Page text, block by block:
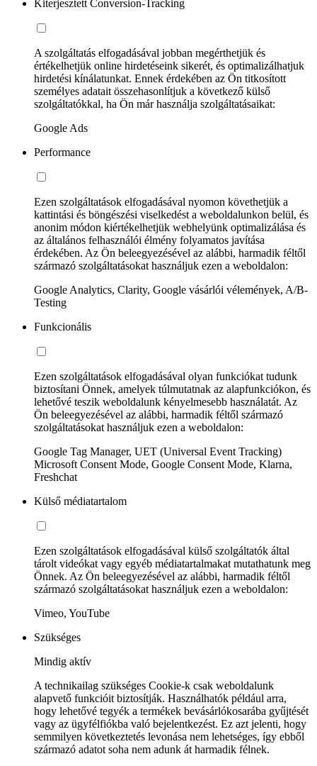
Kiterjesztett Conversion-Tracking
A szolgáltatás elfogadásával jobban megérthetjük és
értékelhetjük online hirdetéseink sikerét, és optimalizálhatjuk
hirdetési kínálatunkat. Ennek érdekében az Ön titkosított
személyes adatait összehasonlítjuk a következő külső
szolgáltatókkal, ha Ön már használja szolgáltatásaikat:
Google Ads
Performance
Ezen szolgáltatások elfogadásával nyomon követhetjük a
kattintási és böngészési viselkedést a weboldalunkon belül, és
anonim módon kiértékelhetjük webhelyünk optimalizálása és
az általános felhasználói élmény folyamatos javítása
érdekében. Az Ön beleegyezésével az alábbi, harmadik féltől
származó szolgáltatásokat használjuk ezen a weboldalon:
Google Analytics, Clarity, Google vásárlói vélemények, A/B-
Testing
Funkcionális
Ezen szolgáltatások elfogadásával olyan funkciókat tudunk
biztosítani Önnek, amelyek túlmutatnak az alapfunkciókon, és
lehetővé teszik weboldalunk kényelmesebb használatát. Az
Ön beleegyezésével az alábbi, harmadik féltől származó
szolgáltatásokat használjuk ezen a weboldalon:
Google Tag Manager, UET (Universal Event Tracking)
Microsoft Consent Mode, Google Consent Mode, Klarna,
Freshchat
Külső médiatartalom
Ezen szolgáltatások elfogadásával külső szolgáltatók által
tárolt videókat vagy egyéb médiatartalmakat mutathatunk meg
Önnek. Az Ön beleegyezésével az alábbi, harmadik féltől
származó szolgáltatásokat használjuk ezen a weboldalon:
Vimeo, YouTube
Szükséges
Mindig aktív
A technikailag szükséges Cookie-k csak weboldalunk
alapvető funkcióit biztosítják. Használhatók például arra,
hogy lehetővé tegyék a termékek bevásárlókosarába gyűjtését
vagy az ügyfélfiókba való bejelentkezést. Ez azt jelenti, hogy
semmilyen következtetés levonása nem lehetséges, így ebből
származó adatot soha nem adunk át harmadik félnek.